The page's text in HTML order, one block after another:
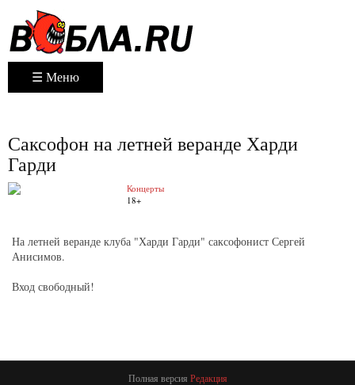
☰ Меню
Саксофон на летней веранде Харди
Гарди
Концерты
18+
На летней веранде клуба "Харди Гарди" саксофонист Сергей
Анисимов.
Вход свободный!
Полная версия Редакция